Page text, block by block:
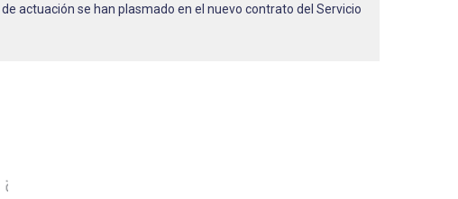
actuación se han plasmado en el nuevo contrato del Servicio